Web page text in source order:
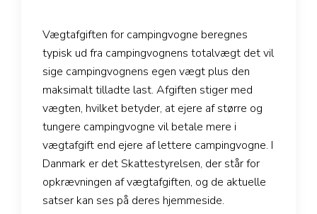
Vægtafgiften for campingvogne beregnes
typisk ud fra campingvognens totalvægt det vil
sige campingvognens egen vægt plus den
maksimalt tilladte last. Afgiften stiger med
vægten, hvilket betyder, at ejere af større og
tungere campingvogne vil betale mere i
vægtafgift end ejere af lettere campingvogne. I
Danmark er det Skattestyrelsen, der står for
opkrævningen af vægtafgiften, og de aktuelle
satser kan ses på deres hjemmeside.